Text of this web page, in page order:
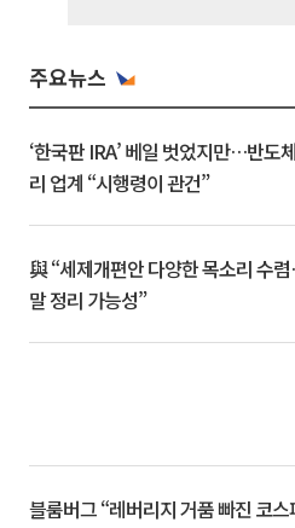
주요뉴스
‘한국판 IRA’ 베일 벗었지만…반도
리 업계 “시행령이 관건”
與 “세제개편안 다양한 목소리 수
말 정리 가능성”
블룸버그 “레버리지 거품 빠진 코스